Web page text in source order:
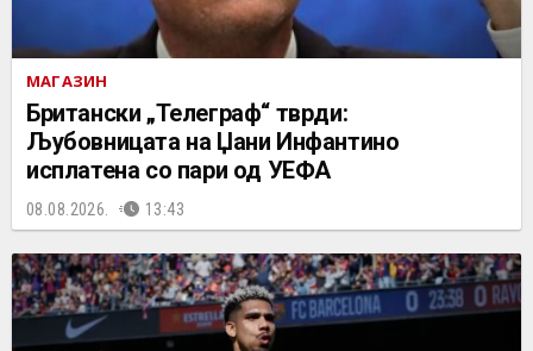
МАГАЗИН
Британски „Телеграф“ тврди:
Љубовницата на Џани Инфантино
исплатена со пари од УЕФА
08.08.2026. 13:43